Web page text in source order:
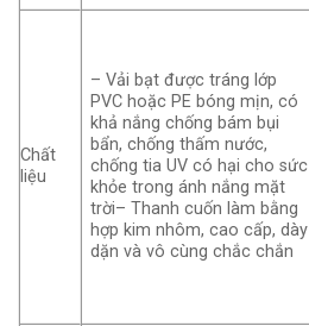
Chất
liệu
– Vải bạt được tráng lớp
PVC hoặc PE bóng mịn, có
khả nắng chống bám bụi
bẩn, chống thấm nước,
chống tia UV có hại cho sức
khỏe trong ánh nắng mặt
trời– Thanh cuốn làm bằng
hợp kim nhôm, cao cấp, dày
dặn và vô cùng chắc chắn